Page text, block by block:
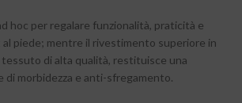
hoc per regalare funzionalità, praticità e
piede; mentre il rivestimento superiore in
tessuto di alta qualità, restituisce una
di morbidezza e anti-sfregamento.